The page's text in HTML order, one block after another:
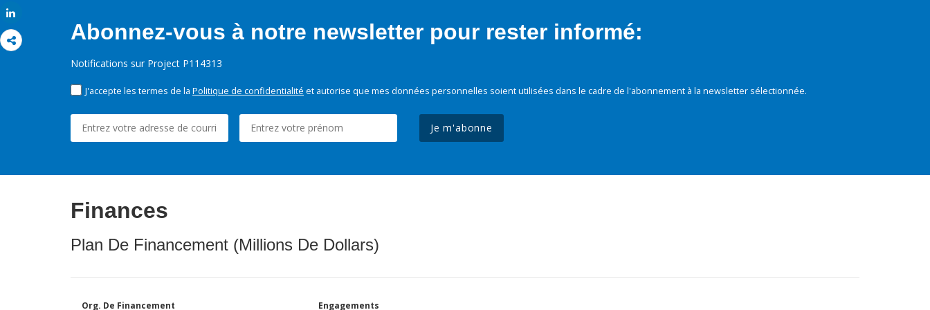
Abonnez-vous à notre newsletter pour rester informé:
Notifications sur Project P114313
J'accepte les termes de la Politique de confidentialité et autorise que mes données personnelles soient utilisées dans le cadre de l'abonnement à la newsletter sélectionnée.
Je m'abonne
Finances
Plan De Financement (Millions De Dollars)
Org. De Financement Engagements